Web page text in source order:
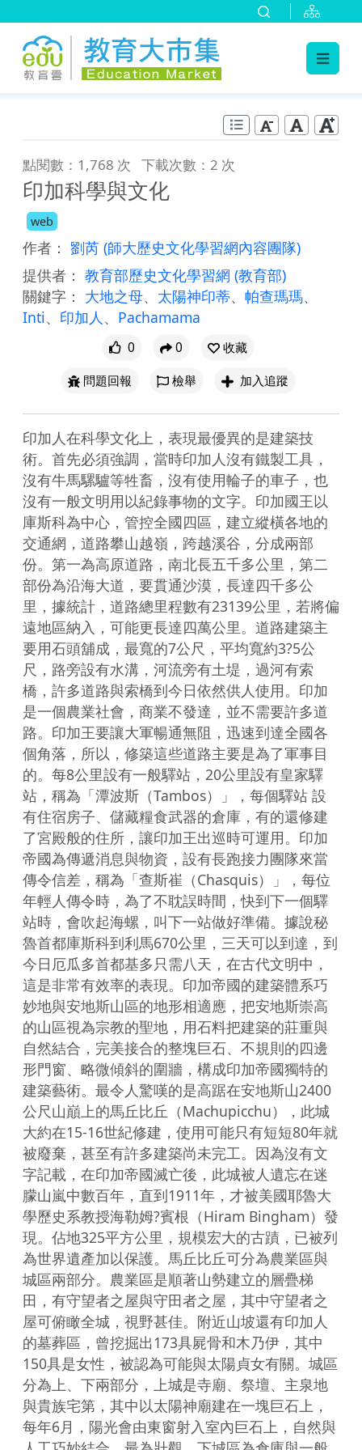
點閱數：1,768 次 下載次數：2 次
印加科學與文化
web
作者： 劉芮 (師大歷史文化學習網內容團隊)
提供者： 教育部歷史文化學習網 (教育部)
關鍵字： 大地之母、 太陽神印蒂、 帕查瑪瑪、
Inti、 印加人 、 Pachamama
0 0
收藏
問題回報
檢舉 加入追蹤
印加人在科學文化上，表現最優異的是建築技
術。首先必須強調，當時印加人沒有鐵製工具，
沒有牛馬騾驢等牲畜，沒有使用輪子的車子，也
沒有一般文明用以紀錄事物的文字。印加國王以
庫斯科為中心，管控全國四區，建立縱橫各地的
交通網，道路攀山越嶺，跨越溪谷，分成兩部
份。第一為高原道路，南北長五千多公里，第二
部份為沿海大道，要貫通沙漠，長達四千多公
里，據統計，道路總里程數有23139公里，若將偏
遠地區納入，可能更長達四萬公里。道路建築主
要用石頭舖成，最寬的7公尺，平均寬約3?5公
尺，路旁設有水溝，河流旁有土堤，過河有索
橋，許多道路與索橋到今日依然供人使用。印加
是一個農業社會，商業不發達，並不需要許多道
路。印加王要讓大軍暢通無阻，迅速到達全國各
個角落，所以，修築這些道路主要是為了軍事目
的。每8公里設有一般驛站，20公里設有皇家驛
站，稱為「潭波斯（Tambos）」，每個驛站 設
有住宿房子、儲藏糧食武器的倉庫，有的還修建
了宮殿般的住所，讓印加王出巡時可運用。印加
帝國為傳遞消息與物資，設有長跑接力團隊來當
傳令信差，稱為「查斯崔（Chasquis）」，每位
年輕人傳令時，為了不耽誤時間，快到下一個驛
站時，會吹起海螺，叫下一站做好準備。據說秘
魯首都庫斯科到利馬670公里，三天可以到達，到
今日厄瓜多首都基多只需八天，在古代文明中，
這是非常有效率的表現。印加帝國的建築體系巧
妙地與安地斯山區的地形相適應，把安地斯崇高
的山區視為宗教的聖地，用石料把建築的莊重與
自然結合，完美接合的整塊巨石、不規則的四邊
形門窗、略微傾斜的圍牆，構成印加帝國獨特的
建築藝術。最令人驚嘆的是高踞在安地斯山2400
公尺山巔上的馬丘比丘（Machupicchu），此城
大約在15-16世紀修建，使用可能只有短短80年就
被廢棄，甚至有許多建築尚未完工。因為沒有文
字記載，在印加帝國滅亡後，此城被人遺忘在迷
朦山嵐中數百年，直到1911年，才被美國耶魯大
學歷史系教授海勒姆?賓根（Hiram Bingham）發
現。佔地325平方公里，規模宏大的古蹟，已被列
為世界遺產加以保護。馬丘比丘可分為農業區與
城區兩部分。農業區是順著山勢建立的層疊梯
田，有守望者之屋與守田者之屋，其中守望者之
屋可俯瞰全城，視野甚佳。附近山坡還有印加人
的墓葬區，曾挖掘出173具屍骨和木乃伊，其中
150具是女性，被認為可能與太陽貞女有關。城區
分為上、下兩部分，上城是寺廟、祭壇、主泉地
與貴族宅第，其中以太陽神廟建在一塊巨石上，
每年6月，陽光會由東窗射入室內巨石上，自然與